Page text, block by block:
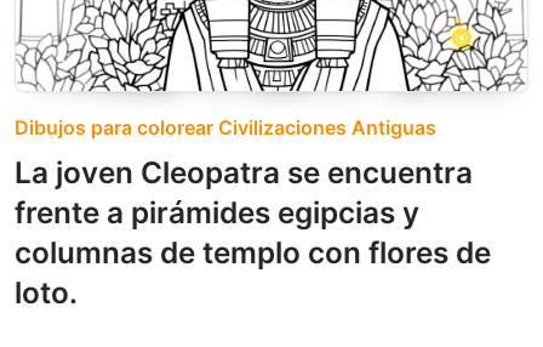
Dibujos para colorear Civilizaciones Antiguas
La joven Cleopatra se encuentra
frente a pirámides egipcias y
columnas de templo con flores de
loto.